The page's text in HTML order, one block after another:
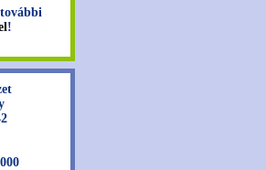
!